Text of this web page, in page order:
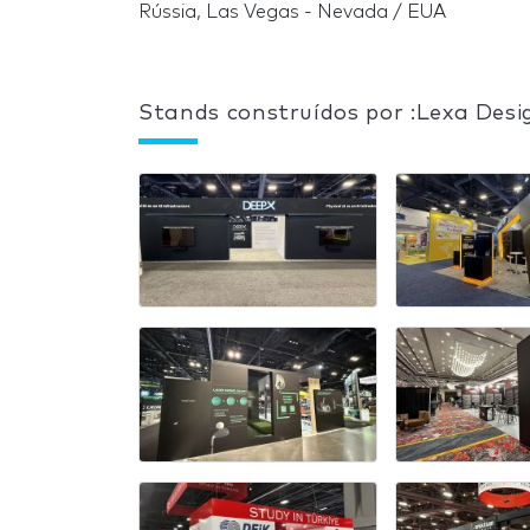
Rússia, Las Vegas - Nevada / EUA
Stands construídos por :Lexa